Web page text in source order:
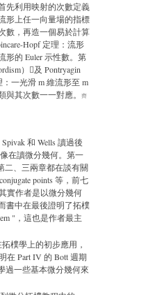
先利用映射的次數定義
形上任一向量場的指標
數，再造一個易於計算
Hopf 定理：流形
形的 Euler 示性數。第
）及 Pontryagin
一光滑 m 維流形至 m
其次數一一對應。
齊
和 Wells 讀過後
在讀微分幾何。第一
二、三兩章都在談有關
points 等，前七
實作者是以微分幾何
書中在最後證明了拓樸
"，這也是作者最主
樸學上的初步應用，
在 Part IV 的 Bott 週期
過一些基本微分幾何來